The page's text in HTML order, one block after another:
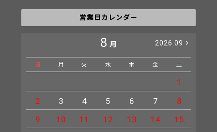
営業日カレンダー
8 月 2026.09
日 月 火 水 木 金 土
1
2
3 4 5 6 7
8
9
10 11 12 13 14
15